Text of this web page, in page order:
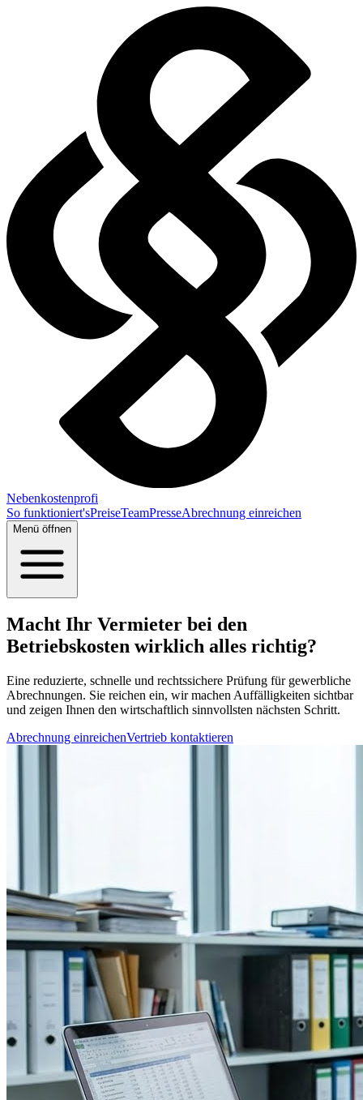
Nebenkostenprofi
So funktioniert'sPreiseTeamPresseAbrechnung einreichen
Menü öffnen
Macht Ihr Vermieter bei den
Betriebskosten wirklich alles richtig?
Eine reduzierte, schnelle und rechtssichere Prüfung für gewerbliche
Abrechnungen. Sie reichen ein, wir machen Auffälligkeiten sichtbar
und zeigen Ihnen den wirtschaftlich sinnvollsten nächsten Schritt.
Abrechnung einreichenVertrieb kontaktieren